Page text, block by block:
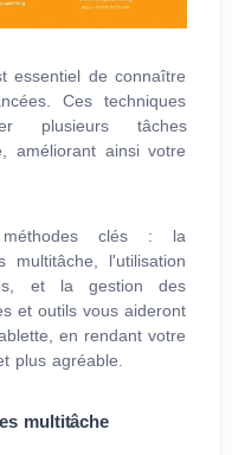
essentiel de connaître
Ces techniques
plusieurs tâches
améliorant ainsi votre
clés : la
multitâche, l'utilisation
et la gestion des
et outils vous aideront
en rendant votre
plus agréable.
multitâche